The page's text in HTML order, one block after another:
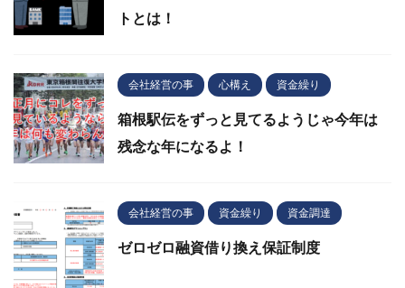
トとは！
会社経営の事 心構え 資金繰り
箱根駅伝をずっと見てるようじゃ今年は
残念な年になるよ！
会社経営の事 資金繰り 資金調達
ゼロゼロ融資借り換え保証制度